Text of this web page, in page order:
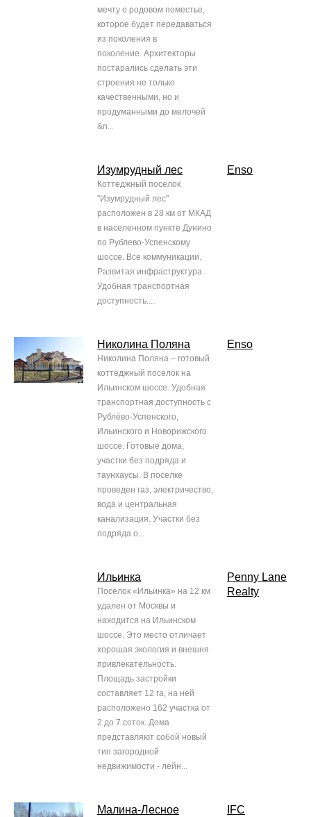
мечту о родовом поместье,
которое будет передаваться
из поколения в
поколение. Архитекторы
постарались сделать эти
строения не только
качественными, но и
продуманными до мелочей
&n...
Изумрудный лес
Коттеджный поселок
"Изумрудный лес"
расположен в 28 км от МКАД
в населенном пункте Дунино
по Рублево-Успенскому
шоссе. Все коммуникации.
Развитая инфраструктура.
Удобная транспортная
доступность....
Enso
Николина Поляна
Николина Поляна – готовый
коттеджный поселок на
Ильинском шоссе. Удобная
транспортная доступность с
Рублёво-Успенского,
Ильинского и Новорижского
шоссе. Готовые дома,
участки без подряда и
таунхаусы. В поселке
проведен газ, электричество,
вода и центральная
канализация. Участки без
подряда о...
Enso
Ильинка
Поселок «Ильинка» на 12 км
удален от Москвы и
находится на Ильинском
шоссе. Это место отличает
хорошая экология и внешня
привлекательность.
Площадь застройки
составляет 12 га, на ней
расположено 162 участка от
2 до 7 соток. Дома
представляют собой новый
тип загородной
недвижимости - лейн...
Penny Lane
Realty
Малина-Лесное
IFC